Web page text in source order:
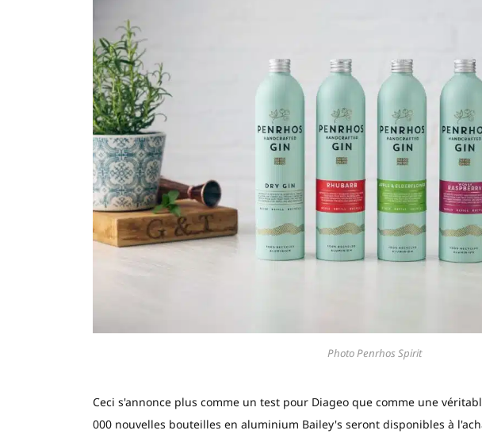
Photo Penrhos Spirit
Ceci s'annonce plus comme un test pour Diageo que comme une
000 nouvelles bouteilles en aluminium Bailey's seront disponibles à